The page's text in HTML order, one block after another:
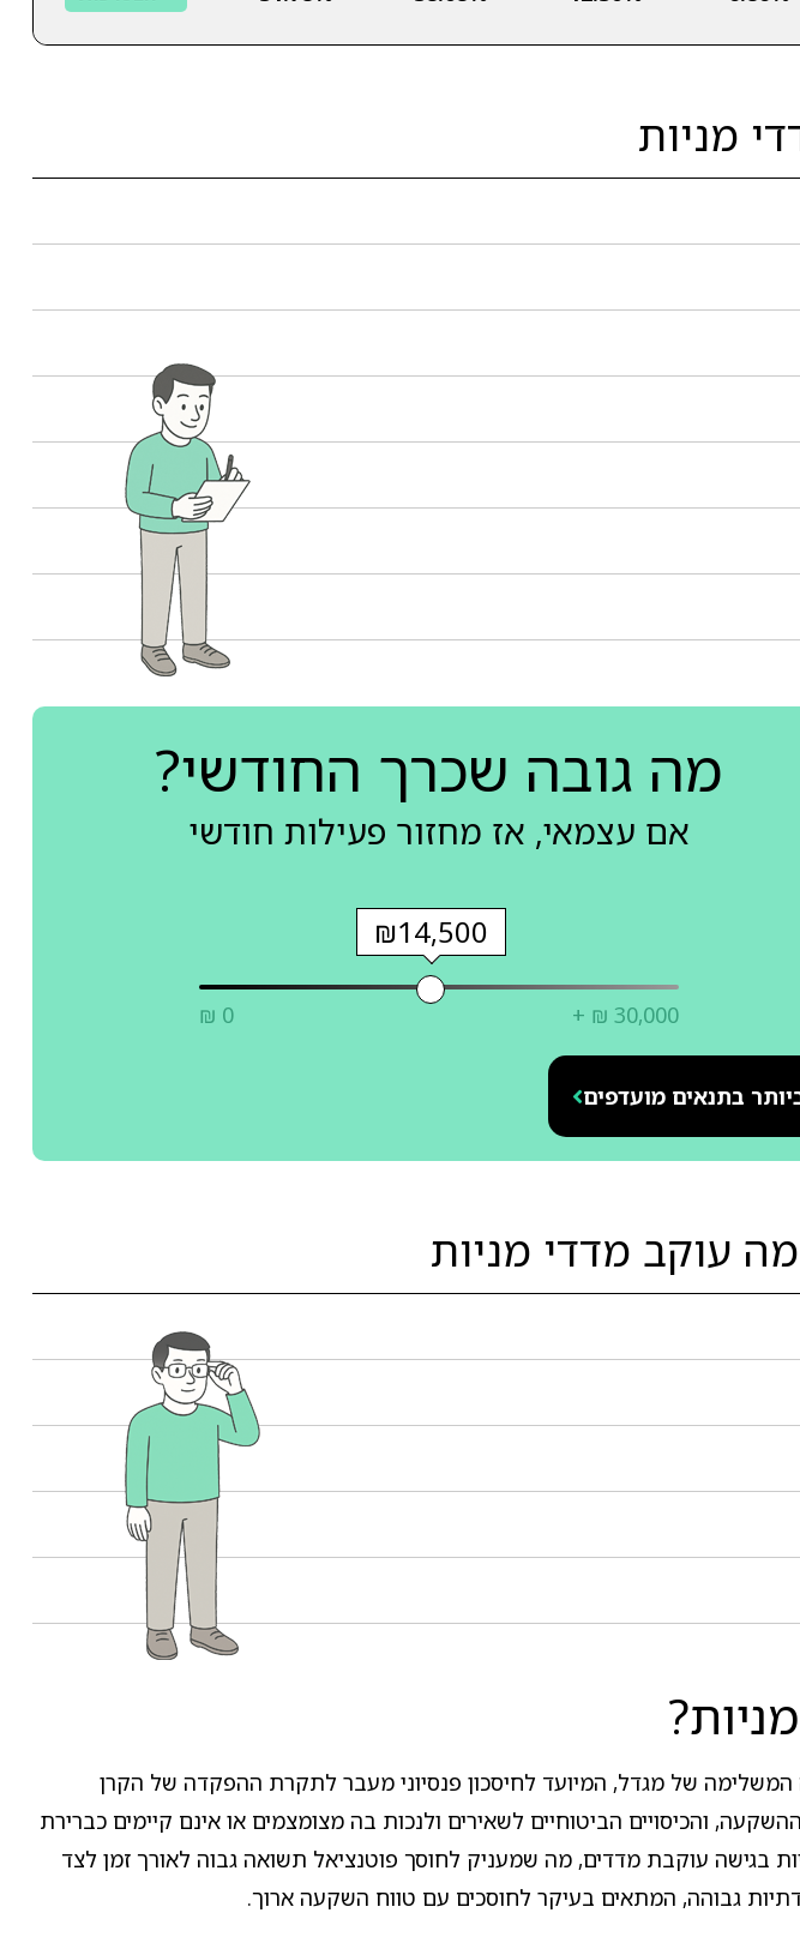
מניות
מה גובה שכרך החודשי?
אם עצמאי, אז מחזור פעילות חודשי
₪14,500
₪ 0 + ₪ 30,000
בתנאים מועדפים
עוקב מדדי מניות
של מגדל, המיועד לחיסכון פנסיוני מעבר לתקרת ההפקדה של הקרן
והכיסויים הביטוחיים לשאירים ולנכות בה מצומצמים או אינם קיימים כברירת
בגישה עוקבת מדדים, מה שמעניק לחוסך פוטנציאל תשואה גבוה לאורך זמן לצד
גבוהה, המתאים בעיקר לחוסכים עם טווח השקעה ארוך.